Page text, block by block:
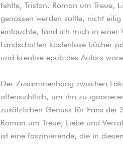
fehlte, Tristan. Roman um Treue,
genossen werden sollte, nicht
eintauchte, fand ich mich in einer
Landschaften kostenlose bücher
und kreative epub des Autors
Der Zusammenhang zwischen
offensichtlich, um ihn zu
zusätzlichen Genuss für Fans der
Roman um Treue, Liebe und
ist eine faszinierende, die in